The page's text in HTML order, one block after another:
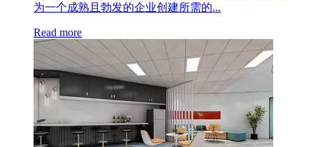
为一个成熟且勃发的企业创建所需的...
Read more